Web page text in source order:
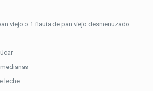
viejo o 1 flauta de pan viejo desmenuzado
leche